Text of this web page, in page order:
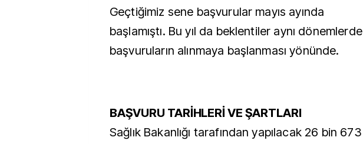
Geçtiğimiz sene başvurular mayıs ayında
başlamıştı. Bu yıl da beklentiler aynı dönemlerde
başvuruların alınmaya başlanması yönünde.
BAŞVURU TARİHLERİ VE ŞARTLARI
Sağlık Bakanlığı tarafından yapılacak 26 bin 673